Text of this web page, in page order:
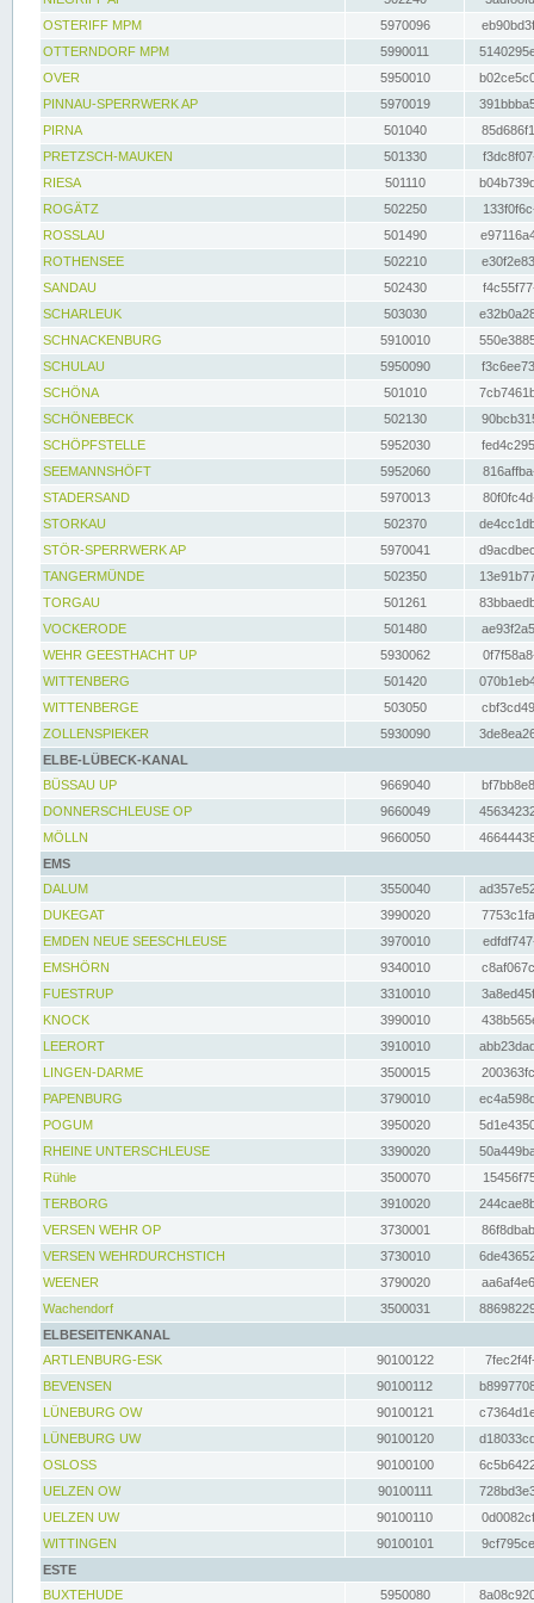
OSTERIFF MPM
5970096
OTTERNDORF MPM
5990011
OVER
5950010
PINNAU-SPERRWERK AP
5970019
PIRNA
501040
PRETZSCH-MAUKEN
501330
RIESA
501110
ROGÄTZ
502250
ROSSLAU
501490
ROTHENSEE
502210
SANDAU
502430
SCHARLEUK
503030
SCHNACKENBURG
5910010
SCHULAU
5950090
SCHÖNA
501010
SCHÖNEBECK
502130
SCHÖPFSTELLE
5952030
SEEMANNSHÖFT
5952060
STADERSAND
5970013
STORKAU
502370
STÖR-SPERRWERK AP
5970041
TANGERMÜNDE
502350
TORGAU
501261
VOCKERODE
501480
WEHR GEESTHACHT UP
5930062
WITTENBERG
501420
WITTENBERGE
503050
ZOLLENSPIEKER
5930090
ELBE-LÜBECK-KANAL
BÜSSAU UP
9669040
DONNERSCHLEUSE OP
9660049
MÖLLN
9660050
EMS
DALUM
3550040
DUKEGAT
3990020
EMDEN NEUE SEESCHLEUSE
3970010
EMSHÖRN
9340010
FUESTRUP
3310010
KNOCK
3990010
LEERORT
3910010
LINGEN-DARME
3500015
PAPENBURG
3790010
POGUM
3950020
RHEINE UNTERSCHLEUSE
3390020
Rühle
3500070
TERBORG
3910020
VERSEN WEHR OP
3730001
VERSEN WEHRDURCHSTICH
3730010
WEENER
3790020
Wachendorf
3500031
ELBESEITENKANAL
ARTLENBURG-ESK
90100122
BEVENSEN
90100112
LÜNEBURG OW
90100121
LÜNEBURG UW
90100120
OSLOSS
90100100
UELZEN OW
90100111
UELZEN UW
90100110
WITTINGEN
90100101
ESTE
BUXTEHUDE
5950080